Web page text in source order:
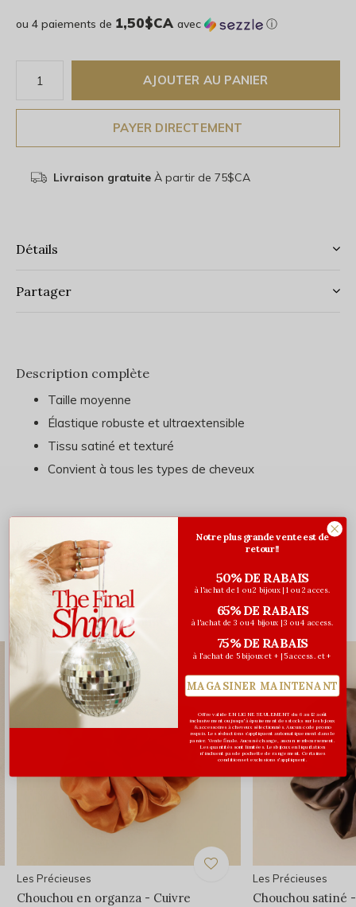
ou 4 paiements de 1,50$CA avec ⓘ
AJOUTER AU PANIER
PAYER DIRECTEMENT
Livraison gratuiteÀ partir de 75$CA
Détails
Partager
Description complète
Taille moyenne
Élastique robuste et ultraextensible
Tissu satiné et texturé
Convient à tous les types de cheveux
Évaluations
Vous pourriez aussi aimer...
Les Précieuses
Chouchou en organza - Cuivre
Les Précieuses
Chouchou satiné
Notre plus grande vente est de
retour!!
50% DE RABAIS
à l'achat de 1 ou 2 bijoux | 1 ou 2 acces.
65% DE RABAIS
à l'achat de 3 ou 4 bijoux | 3 ou 4 access.
75% DE RABAIS
à l'achat de 5 bijoux et + | 5 access. et +
MAGASINER MAINTENANT
Offre valide EN LIGNE SEULEMENT du 6 au 12 août
inclusivement ou jusqu'à épuisement des stocks sur les bijoux
& accessoires à cheveux sélectionnés. Aucun code promo
requis. Les réductions s’appliquent automatiquement dans le
panier. Vente finale. Aucun échange, aucun remboursement.
Les quantités sont limitées. Les bijoux en liquidation
n'incluent pas de pochette de rangement. Certaines
conditions et exclusions s'appliquent.